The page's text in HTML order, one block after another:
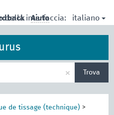
della interfaccia: italiano
Aiuto
× Trova
de tissage (technique) >